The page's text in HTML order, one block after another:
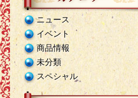
ニュース
イベント
商品情報
未分類
スペシャル